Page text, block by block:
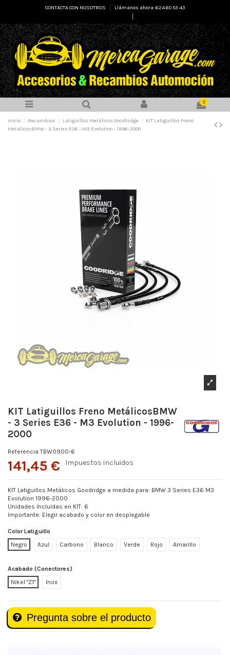
CONTACTA CON NOSOTROS
Llámanos ahora: 624 60 53 43
0
Inicio Recambios Latiguillos Metálicos Goodridge
KIT Latiguillos Freno
MetálicosBMW - 3 Series E36 - M3 Evolution - 1996-2000
KIT Latiguillos Freno MetálicosBMW
- 3 Series E36 - M3 Evolution - 1996-
2000
Referencia TBW0900-6
141,45 € Impuestos incluidos
KIT Latiguillos Metálicos Goodridge a medida para: BMW 3 Series E36 M3
Evolution 1996-2000
Unidades Incluidas en KIT: 6
Importante: Elegir acabado y color en desplegable
Color Latiguillo
Negro
Azul Carbono Blanco Verde Rojo Amarillo
Acabado (Conectores)
Nikel "Z1"
Inox
Pregunta sobre el producto